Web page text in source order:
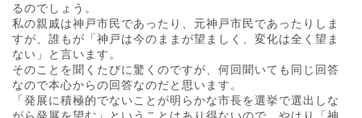
るのでしょう。
私の親戚は神戸市民であったり、元神戸市民であったりしま
すが、誰もが「神戸は今のままが望ましく、変化は全く望ま
ない」と言います。
そのことを聞くたびに驚くのですが、何回聞いても同じ回答
なので本心からの回答なのだと思います。
「発展に積極的でないことが明らかな市長を選挙で選出しな
がら発展を望む」ということはあり得ないので、やはり「神